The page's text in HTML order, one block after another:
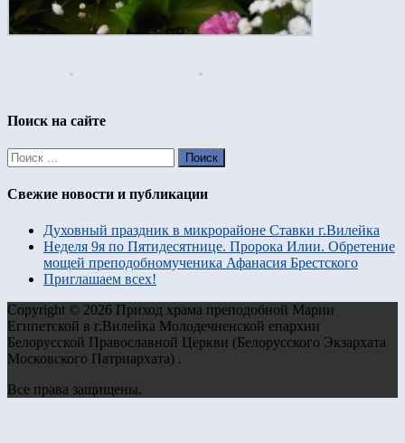
Поиск на сайте
Свежие новости и публикации
Духовный праздник в микрорайоне Ставки г.Вилейка
Неделя 9я по Пятидесятнице. Пророка Илии. Обретение
мощей преподобномученика Афанасия Брестского
Приглашаем всех!
Copyright © 2026 Приход храма преподобной Марии
Египетской в г.Вилейка Молодечненской епархии
Белорусской Православной Церкви (Белорусского Экзархата
Московского Патриархата) .
Все права защищены.